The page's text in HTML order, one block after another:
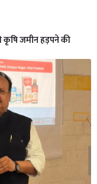
कृषि जमीन हड़पने की